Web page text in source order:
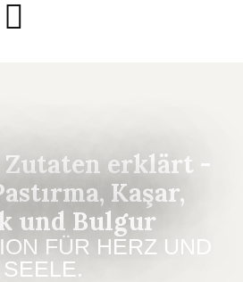
erklärt -
Kaşar,
und Bulgur
FÜR HERZ UND
SEELE.